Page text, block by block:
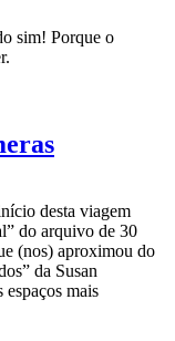
sim! Porque o
desta viagem
do arquivo de 30
(nos) aproximou do
da Susan
mais